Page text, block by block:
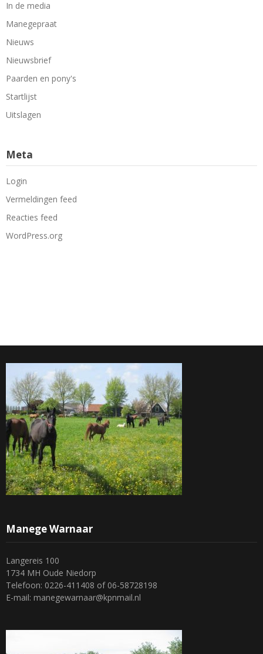
In de media
Manegepraat
Nieuws
Nieuwsbrief
Paarden en pony's
Startlijst
Uitslagen
Meta
Login
Vermeldingen feed
Reacties feed
WordPress.org
Manege Warnaar
Langereis 100
1734 MH Oude Niedorp
Telefoon: 0226-411408 of 06-58728198
E-mail: manegewarnaar@kpnmail.nl